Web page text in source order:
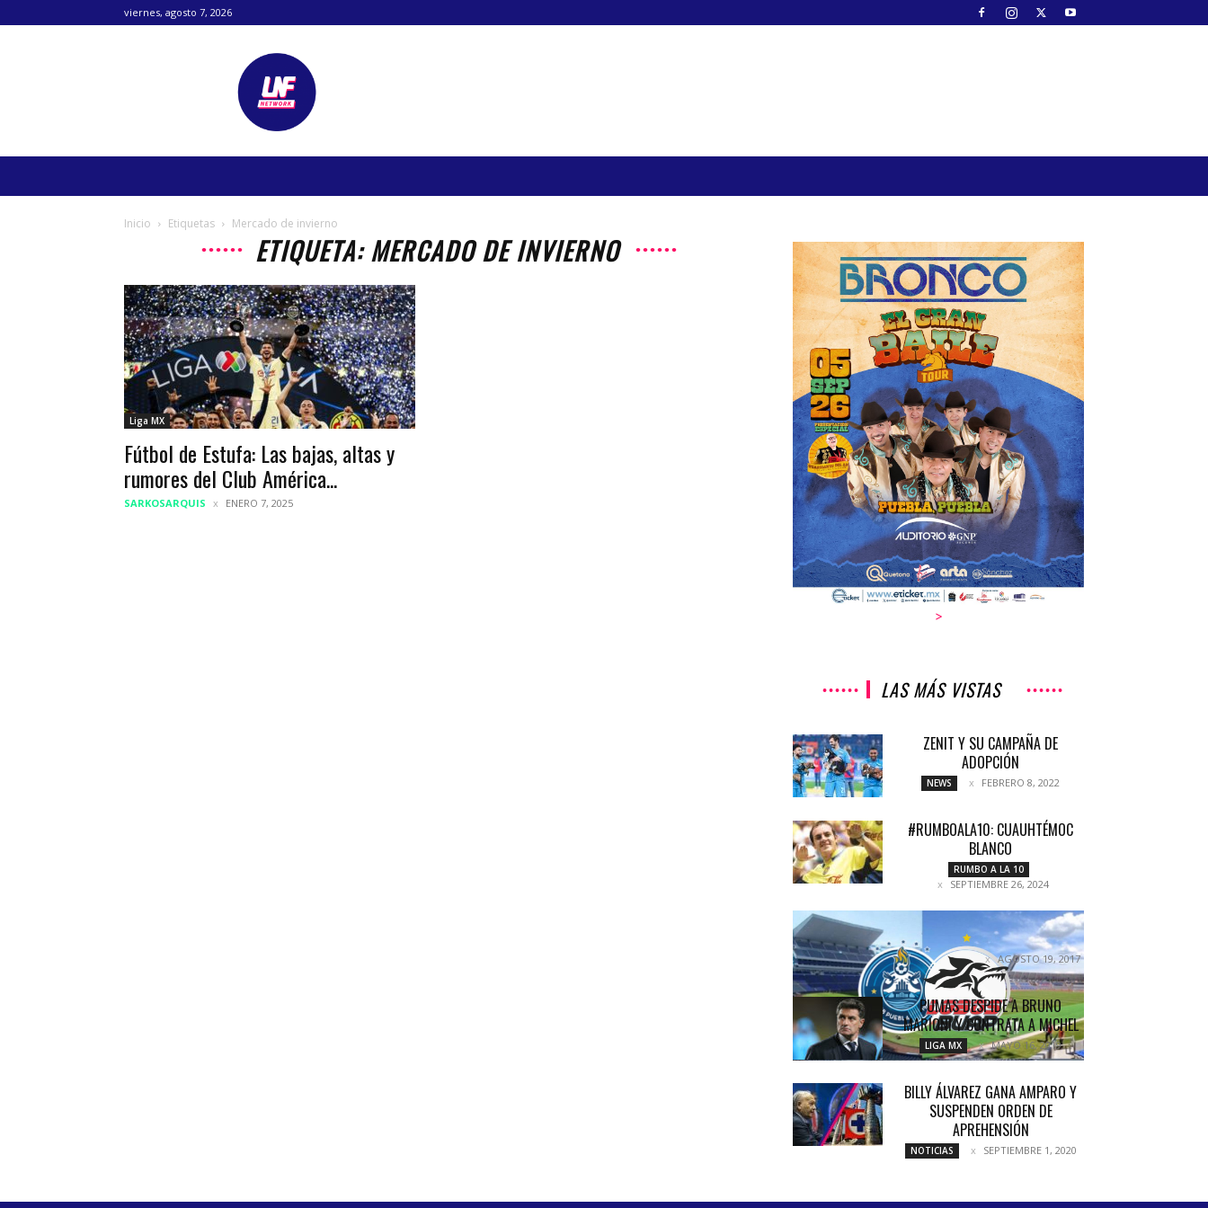
viernes, agosto 7, 2026
Lanetafutbolera
Inicio Etiquetas Mercado de invierno
ETIQUETA: MERCADO DE INVIERNO
Liga MX
Fútbol de Estufa: Las bajas, altas y
rumores del Club América...
SARKOSARQUIS ENERO 7, 2025
>
LAS MÁS VISTAS
ZENIT Y SU CAMPAÑA DE
ADOPCIÓN
NEWS FEBRERO 8, 2022
#RUMBOALA10: CUAUHTÉMOC
BLANCO
RUMBO A LA 10
SEPTIEMBRE 26, 2024
PUEBLA Y LOBOS LOS PEORES DE
LA LIGA
COLUMNETAS AGOSTO 19, 2017
PUMAS DESPIDE A BRUNO
MARIONI Y CONTRATA A MICHEL
LIGA MX MAYO 16, 2019
BILLY ÁLVAREZ GANA AMPARO Y
SUSPENDEN ORDEN DE
APREHENSIÓN
NOTICIAS SEPTIEMBRE 1, 2020